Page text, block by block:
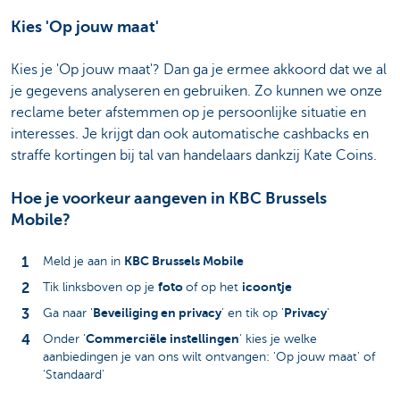
Kies 'Op jouw maat'
Kies je 'Op jouw maat'? Dan ga je ermee akkoord dat we al
je gegevens analyseren en gebruiken. Zo kunnen we onze
reclame beter afstemmen op je persoonlijke situatie en
interesses. Je krijgt dan ook automatische cashbacks en
straffe kortingen bij tal van handelaars dankzij Kate Coins.
Hoe je voorkeur aangeven in KBC Brussels
Mobile?
Meld je aan in KBC Brussels Mobile
Tik linksboven op je foto of op het icoontje
Ga naar 'Beveiliging en privacy' en tik op 'Privacy'
Onder 'Commerciële instellingen' kies je welke
aanbiedingen je van ons wilt ontvangen: 'Op jouw maat' of
'Standaard'